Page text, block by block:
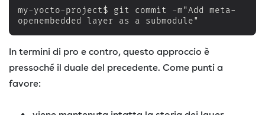
my-yocto-project$ git commit -m"Add meta-
openembedded layer as a submodule"
In termini di pro e contro, questo approccio è
pressoché il duale del precedente. Come punti a
favore: